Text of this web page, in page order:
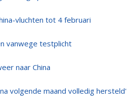
vluchten tot 4 februari
vanwege testplicht
naar China
volgende maand volledig hersteld'